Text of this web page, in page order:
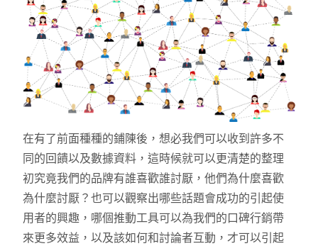
在有了前面種種的鋪陳後，想必我們可以收到許多不
同的回饋以及數據資料，這時候就可以更清楚的整理
初究竟我們的品牌有誰喜歡誰討厭，他們為什麼喜歡
為什麼討厭？也可以觀察出哪些話題會成功的引起使
用者的興趣，哪個推動工具可以為我們的口碑行銷帶
來更多效益，以及該如何和討論者互動，才可以引起